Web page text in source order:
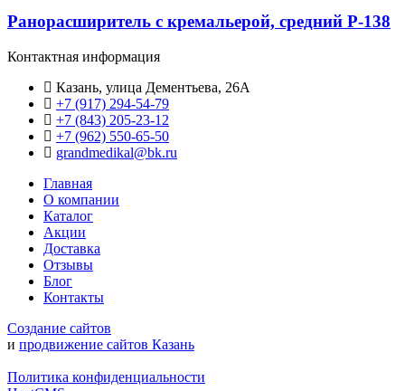
Ранорасширитель с кремальерой, средний Р-138
Контактная информация
Казань, улица Дементьева, 26А
+7 (917) 294-54-79
+7 (843) 205-23-12
+7 (962) 550‑65‑50‬
grandmedikal@bk.ru
Главная
О компании
Каталог
Акции
Доставка
Отзывы
Блог
Контакты
Создание сайтов
и продвижение сайтов Казань
Политика конфиденциальности